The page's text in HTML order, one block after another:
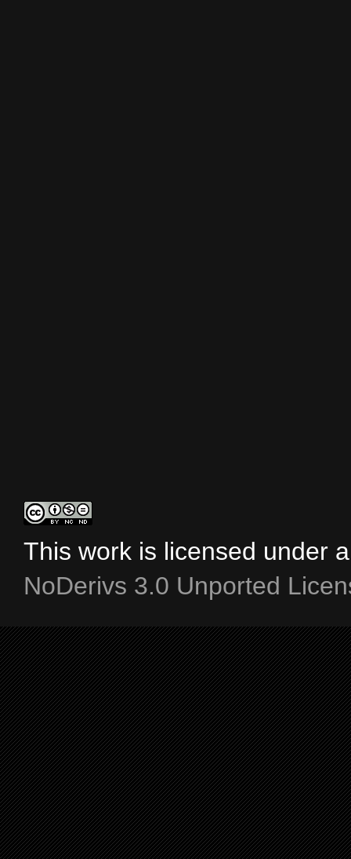
This work is licensed under
NoDerivs 3.0 Unported